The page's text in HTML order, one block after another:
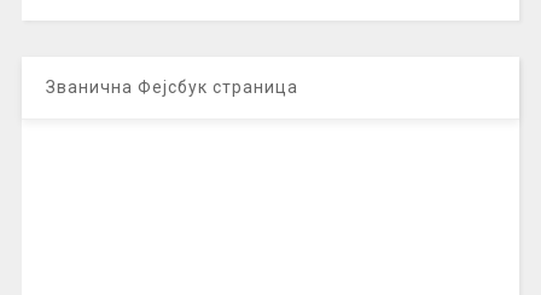
Званична Фејсбук страница